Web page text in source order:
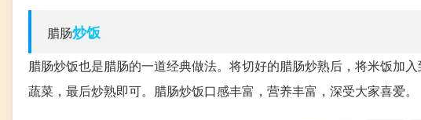
腊肠炒饭
腊肠炒饭也是腊肠的一道经典做法。将切好的腊肠炒熟后，将米饭加
蔬菜，最后炒熟即可。腊肠炒饭口感丰富，营养丰富，深受大家喜爱。